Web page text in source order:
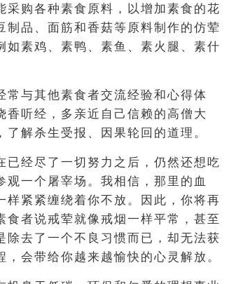
采购各种素食原料，以增加素食的花
品、面筋和香菇等原料制作的仿荤
素鸡、素鸭、素鱼、素火腿、素什
常与其他素食者交流经验和心得体
听经，多亲近自己信赖的高僧大
解杀生受报、因果轮回的道理。
已经尽了一切努力之后，仍然还想吃
一个屠宰场。我相信，那里的血
紧紧缠绕着你不放。因此，你将再
者说戒荤就像戒烟一样平常，甚至
除去了一个不良习惯而已，却无法获
会带给你越来越愉快的心灵解放。